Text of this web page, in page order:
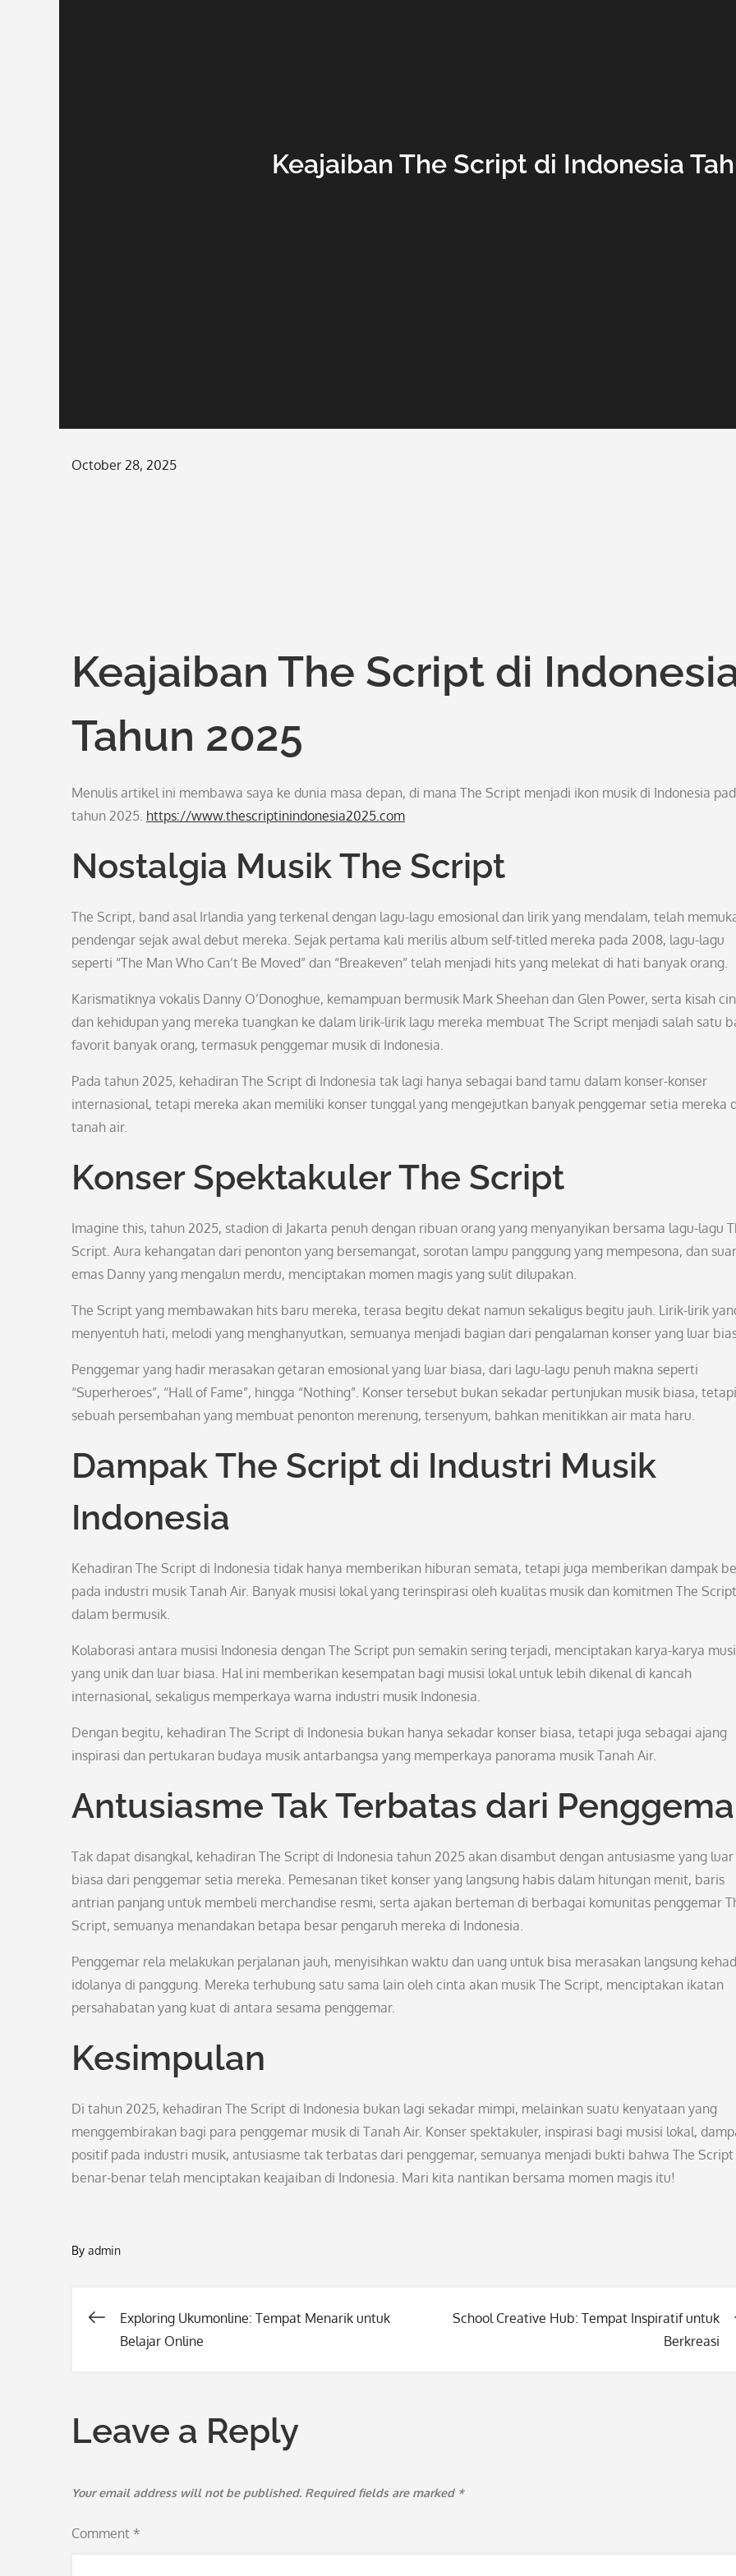
Keajaiban The Script di Indonesia
Posted
October 28, 2025
Keajaiban The Script di
Tahun 2025
Menulis artikel ini membawa saya ke dunia masa depan, di mana The Script menjadi ikon musik di Indonesia
tahun 2025. https://www.thescriptinindonesia2025.com
Nostalgia Musik The Script
The Script, band asal Irlandia yang terkenal dengan lagu-lagu emosional dan lirik yang mendalam, telah
pendengar sejak awal debut mereka. Sejak pertama kali merilis album self-titled mereka pada 2008, lagu-lagu
seperti “The Man Who Can’t Be Moved” dan “Breakeven” telah menjadi hits yang melekat di hati banyak orang.
Karismatiknya vokalis Danny O’Donoghue, kemampuan bermusik Mark Sheehan dan Glen Power, serta kisah
dan kehidupan yang mereka tuangkan ke dalam lirik-lirik lagu mereka membuat The Script menjadi salah satu
favorit banyak orang, termasuk penggemar musik di Indonesia.
Pada tahun 2025, kehadiran The Script di Indonesia tak lagi hanya sebagai band tamu dalam konser-konser
internasional, tetapi mereka akan memiliki konser tunggal yang mengejutkan banyak penggemar setia mereka
tanah air.
Konser Spektakuler The Script
Imagine this, tahun 2025, stadion di Jakarta penuh dengan ribuan orang yang menyanyikan bersama lagu-lagu
Script. Aura kehangatan dari penonton yang bersemangat, sorotan lampu panggung yang mempesona, dan
emas Danny yang mengalun merdu, menciptakan momen magis yang sulit dilupakan.
The Script yang membawakan hits baru mereka, terasa begitu dekat namun sekaligus begitu jauh. Lirik-lirik
menyentuh hati, melodi yang menghanyutkan, semuanya menjadi bagian dari pengalaman konser yang luar
Penggemar yang hadir merasakan getaran emosional yang luar biasa, dari lagu-lagu penuh makna seperti
“Superheroes”, “Hall of Fame”, hingga “Nothing”. Konser tersebut bukan sekadar pertunjukan musik biasa, tetapi
sebuah persembahan yang membuat penonton merenung, tersenyum, bahkan menitikkan air mata haru.
Dampak The Script di Industri Musik
Indonesia
Kehadiran The Script di Indonesia tidak hanya memberikan hiburan semata, tetapi juga memberikan dampak
pada industri musik Tanah Air. Banyak musisi lokal yang terinspirasi oleh kualitas musik dan komitmen The Script
dalam bermusik.
Kolaborasi antara musisi Indonesia dengan The Script pun semakin sering terjadi, menciptakan karya-karya
yang unik dan luar biasa. Hal ini memberikan kesempatan bagi musisi lokal untuk lebih dikenal di kancah
internasional, sekaligus memperkaya warna industri musik Indonesia.
Dengan begitu, kehadiran The Script di Indonesia bukan hanya sekadar konser biasa, tetapi juga sebagai ajang
inspirasi dan pertukaran budaya musik antarbangsa yang memperkaya panorama musik Tanah Air.
Antusiasme Tak Terbatas dari
Tak dapat disangkal, kehadiran The Script di Indonesia tahun 2025 akan disambut dengan antusiasme yang luar
biasa dari penggemar setia mereka. Pemesanan tiket konser yang langsung habis dalam hitungan menit, baris
antrian panjang untuk membeli merchandise resmi, serta ajakan berteman di berbagai komunitas penggemar
Script, semuanya menandakan betapa besar pengaruh mereka di Indonesia.
Penggemar rela melakukan perjalanan jauh, menyisihkan waktu dan uang untuk bisa merasakan langsung
idolanya di panggung. Mereka terhubung satu sama lain oleh cinta akan musik The Script, menciptakan ikatan
persahabatan yang kuat di antara sesama penggemar.
Kesimpulan
Di tahun 2025, kehadiran The Script di Indonesia bukan lagi sekadar mimpi, melainkan suatu kenyataan yang
menggembirakan bagi para penggemar musik di Tanah Air. Konser spektakuler, inspirasi bagi musisi lokal,
positif pada industri musik, antusiasme tak terbatas dari penggemar, semuanya menjadi bukti bahwa The Script
benar-benar telah menciptakan keajaiban di Indonesia. Mari kita nantikan bersama momen magis itu!
By admin
Post
Exploring Ukumonline: Tempat Menarik untuk
Belajar Online
School Creative Hub: Tempat Inspiratif untuk
Berkreasi
Leave a Reply
Your email address will not be published. Required fields are marked *
Comment *